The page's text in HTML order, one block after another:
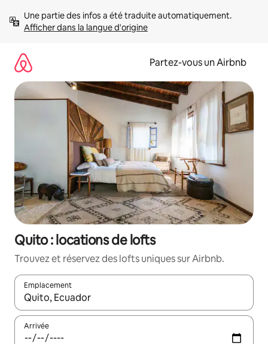
directement
Afficher dans la langue d'origine
Partez-vous un Airbnb
Quito : locations de lofts
Trouvez et réservez des lofts uniques sur Airbnb.
Emplacement
Quand les résultats sont affichés, parcourez-les en utilisant
Arrivée